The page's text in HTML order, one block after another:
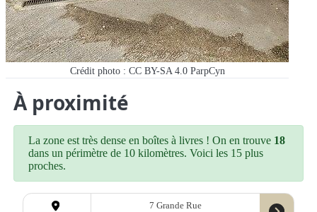
Crédit photo : CC BY-SA 4.0 ParpCyn
À proximité
La zone est très dense en boîtes à livres ! On en trouve 18
dans un périmètre de 10 kilomètres. Voici les 15 plus
proches.
7 Grande Rue